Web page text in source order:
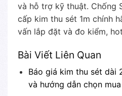
và hỗ trợ kỹ thuật. Chống
cấp kim thu sét 1m chính
vấn lắp đặt và đo kiểm,
Bài Viết Liên Quan
Báo giá kim thu sét dài
và hướng dẫn chọn mua